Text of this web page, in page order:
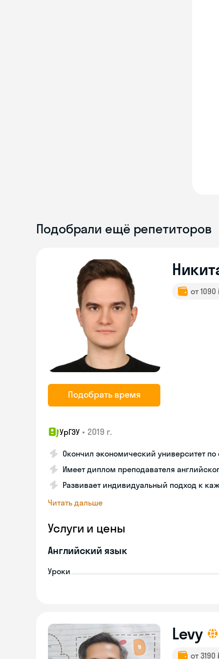
Подобрали ещё репетиторов
Подобрать время
от
УрГЭУ • 2019 г.
Окончил экономический университет
Имеет диплом преподавателя
Развивает индивидуальный подход к
Читать дальше
Услуги и цены
Английский язык
Уроки
Levy
от